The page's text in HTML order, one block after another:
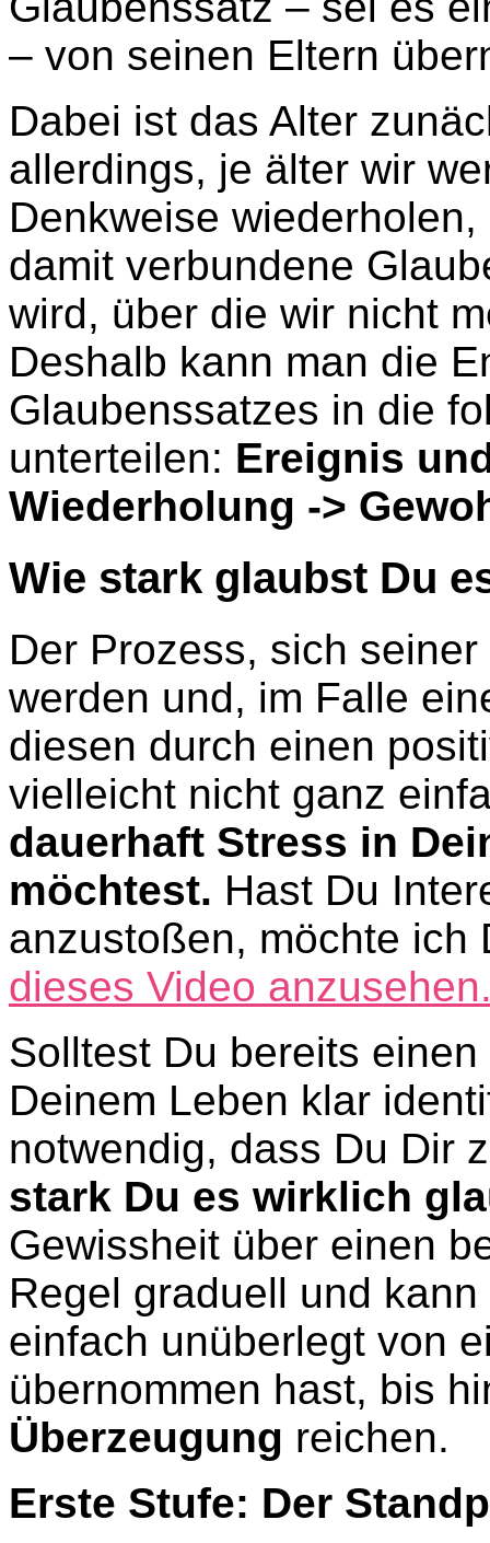
– von seinen Eltern
Dabei ist das Alter
allerdings, je älter wir
Denkweise
damit verbundene
wird, über die wir nicht
Deshalb kann man die
Glaubenssatzes in die
unterteilen: Ereignis
Wiederholung ->
Wie stark glaubst Du
Der Prozess, sich
werden und, im Falle
diesen durch einen
vielleicht nicht ganz
dauerhaft Stress in
möchtest. Hast Du
anzustoßen, möchte ich
dieses Video
Solltest Du bereits
Deinem Leben klar
notwendig, dass Du Dir
stark Du es wirklich
Gewissheit über einen
Regel graduell und
einfach unüberlegt von
übernommen hast, bis
Überzeugung reichen.
Erste Stufe: Der